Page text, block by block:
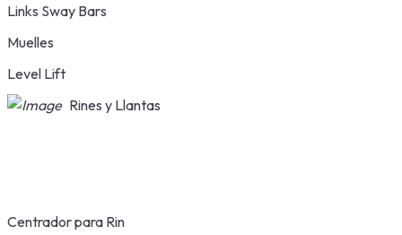
Links Sway Bars
Muelles
Level Lift
Rines y Llantas
Centrador para Rin